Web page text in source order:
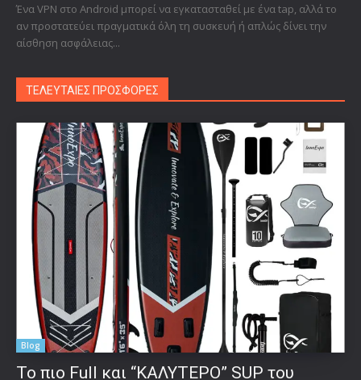
Ένα VPN στο Android μπορεί να εγκατασταθεί με ένα tap, αλλά το
αν προστατεύει πραγματικά όλη τη συσκευή ή απλώς δίνει την
αίσθηση ασφάλειας...
ΤΕΛΕΥΤΑΙΕΣ ΠΡΟΣΦΟΡΕΣ
Blog
To πιο Full και “ΚΑΛΥΤΕΡΟ” SUP του